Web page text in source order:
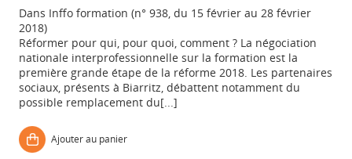
Dans Inffo formation (n° 938, du 15 février au 28 février
2018)
Réformer pour qui, pour quoi, comment ? La négociation
nationale interprofessionnelle sur la formation est la
première grande étape de la réforme 2018. Les partenaires
sociaux, présents à Biarritz, débattent notamment du
possible remplacement du[...]
Ajouter au panier